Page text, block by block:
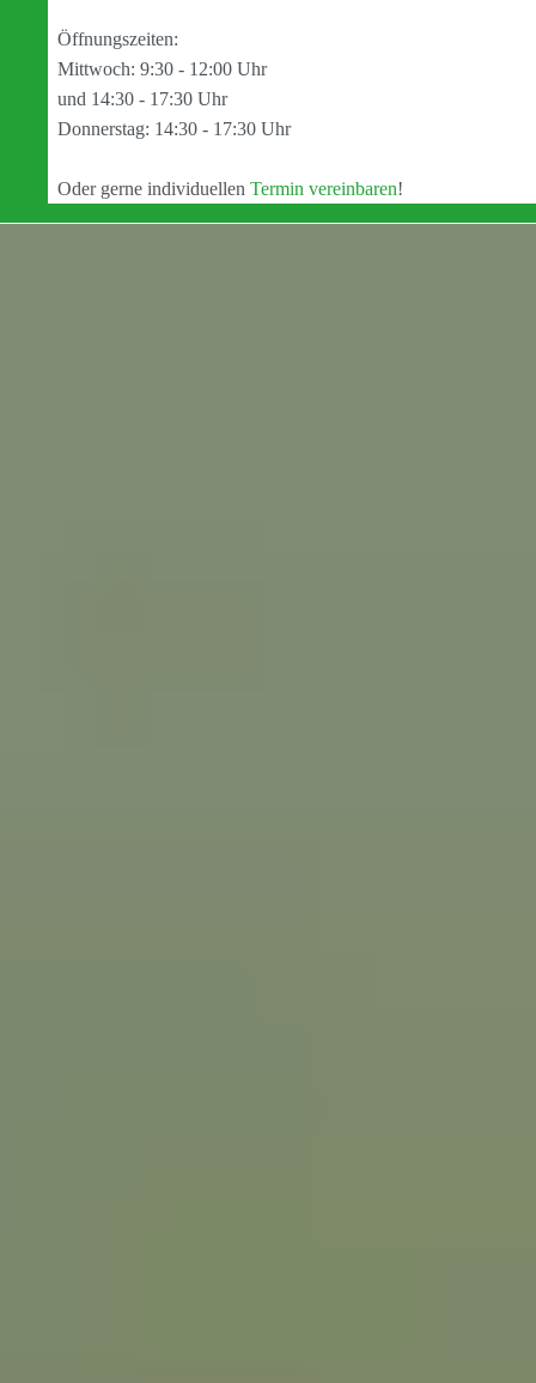
Öffnungszeiten:
Mittwoch: 9:30 - 12:00 Uhr
und 14:30 - 17:30 Uhr
Donnerstag: 14:30 - 17:30 Uhr
Oder gerne individuellen Termin vereinbaren!